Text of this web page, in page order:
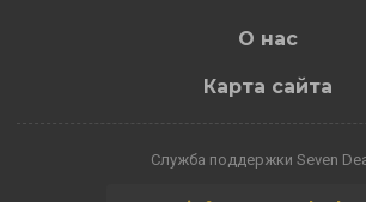
О нас
Карта сайта
Служба поддержки Seven